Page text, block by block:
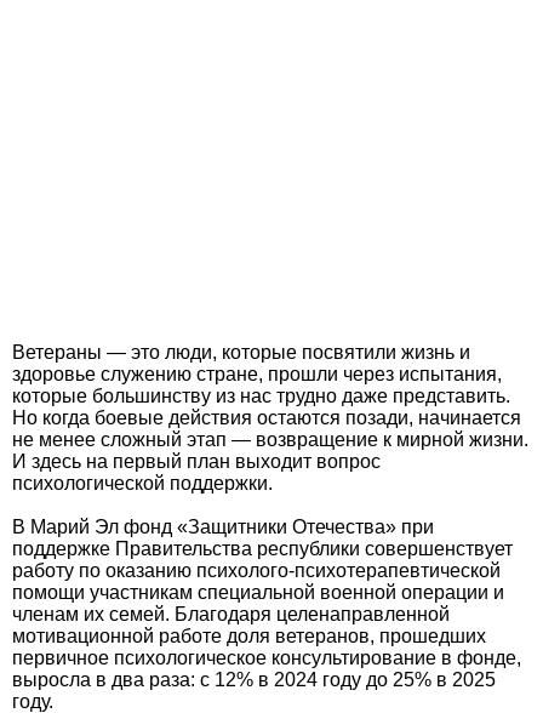
Ветераны — это люди, которые посвятили жизнь и
здоровье служению стране, прошли через испытания,
которые большинству из нас трудно даже представить.
Но когда боевые действия остаются позади, начинается
не менее сложный этап — возвращение к мирной жизни.
И здесь на первый план выходит вопрос
психологической поддержки.
В Марий Эл фонд «Защитники Отечества» при
поддержке Правительства республики совершенствует
работу по оказанию психолого-психотерапевтической
помощи участникам специальной военной операции и
членам их семей. Благодаря целенаправленной
мотивационной работе доля ветеранов, прошедших
первичное психологическое консультирование в фонде,
выросла в два раза: с 12% в 2024 году до 25% в 2025
году.